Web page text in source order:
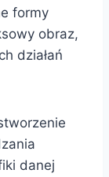
formy
obraz,
działań
danej